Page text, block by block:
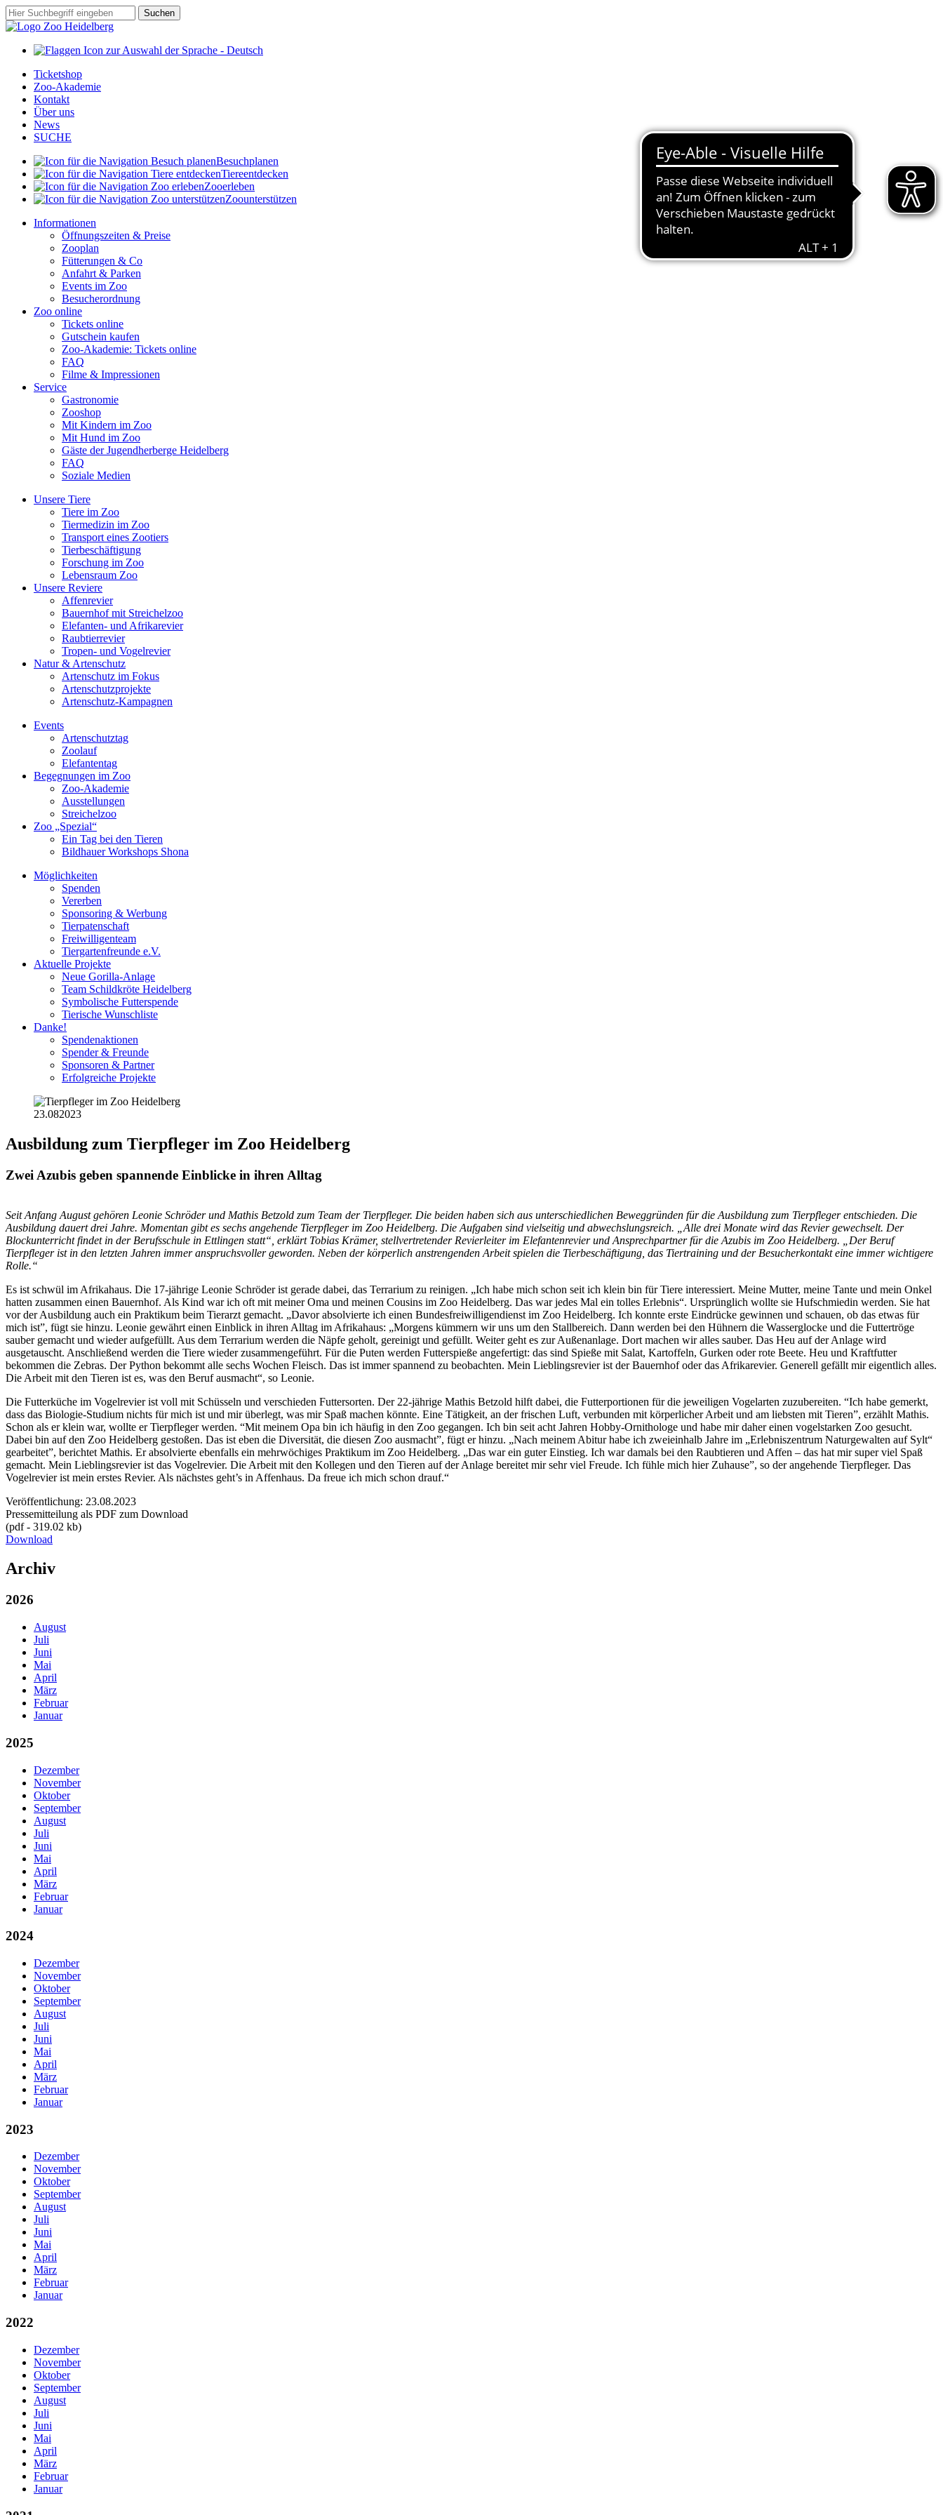
Zum
Hauptinhalt
springen
Suchbegriff Suchen
Ticketshop
Zoo-Akademie
Kontakt
Über uns
News
SUCHE
Besuchplanen
Tiereentdecken
Zooerleben
Zoounterstützen
Informationen
Öffnungszeiten & Preise
Zooplan
Fütterungen & Co
Anfahrt & Parken
Events im Zoo
Besucherordnung
Zoo online
Tickets online
Gutschein kaufen
Zoo-Akademie: Tickets online
FAQ
Filme & Impressionen
Service
Gastronomie
Zooshop
Mit Kindern im Zoo
Mit Hund im Zoo
Gäste der Jugendherberge Heidelberg
FAQ
Soziale Medien
Unsere Tiere
Tiere im Zoo
Tiermedizin im Zoo
Transport eines Zootiers
Tierbeschäftigung
Forschung im Zoo
Lebensraum Zoo
Unsere Reviere
Affenrevier
Bauernhof mit Streichelzoo
Elefanten- und Afrikarevier
Raubtierrevier
Tropen- und Vogelrevier
Natur & Artenschutz
Artenschutz im Fokus
Artenschutzprojekte
Artenschutz-Kampagnen
Events
Artenschutztag
Zoolauf
Elefantentag
Begegnungen im Zoo
Zoo-Akademie
Ausstellungen
Streichelzoo
Zoo „Spezial“
Ein Tag bei den Tieren
Bildhauer Workshops Shona
Möglichkeiten
Spenden
Vererben
Sponsoring & Werbung
Tierpatenschaft
Freiwilligenteam
Tiergartenfreunde e.V.
Aktuelle Projekte
Neue Gorilla-Anlage
Team Schildkröte Heidelberg
Symbolische Futterspende
Tierische Wunschliste
Danke!
Spendenaktionen
Spender & Freunde
Sponsoren & Partner
Erfolgreiche Projekte
23.082023
Ausbildung zum Tierpfleger im Zoo Heidelberg
Zwei Azubis geben spannende Einblicke in ihren Alltag
Seit Anfang August gehören Leonie Schröder und Mathis Betzold zum Team der Tierpfleger. Die beiden haben sich aus unterschiedlichen Beweggründen für die Ausbildung zum Tierpfleger entschieden. Die
Ausbildung dauert drei Jahre. Momentan gibt es sechs angehende Tierpfleger im Zoo Heidelberg. Die Aufgaben sind vielseitig und abwechslungsreich. „Alle drei Monate wird das Revier gewechselt. Der
Blockunterricht findet in der Berufsschule in Ettlingen statt“, erklärt Tobias Krämer, stellvertretender Revierleiter im Elefantenrevier und Ansprechpartner für die Azubis im Zoo Heidelberg. „Der Beruf
Tierpfleger ist in den letzten Jahren immer anspruchsvoller geworden. Neben der körperlich anstrengenden Arbeit spielen die Tierbeschäftigung, das Tiertraining und der Besucherkontakt eine immer wichtigere
Rolle.“
Es ist schwül im Afrikahaus. Die 17-jährige Leonie Schröder ist gerade dabei, das Terrarium zu reinigen. „Ich habe mich schon seit ich klein bin für Tiere interessiert. Meine Mutter, meine Tante und mein Onkel
hatten zusammen einen Bauernhof. Als Kind war ich oft mit meiner Oma und meinen Cousins im Zoo Heidelberg. Das war jedes Mal ein tolles Erlebnis“. Ursprünglich wollte sie Hufschmiedin werden. Sie hat
vor der Ausbildung auch ein Praktikum beim Tierarzt gemacht. „Davor absolvierte ich einen Bundesfreiwilligendienst im Zoo Heidelberg. Ich konnte erste Eindrücke gewinnen und schauen, ob das etwas für
mich ist”, fügt sie hinzu. Leonie gewährt einen Einblick in ihren Alltag im Afrikahaus: „Morgens kümmern wir uns um den Stallbereich. Dann werden bei den Hühnern die Wasserglocke und die Futtertröge
sauber gemacht und wieder aufgefüllt. Aus dem Terrarium werden die Näpfe geholt, gereinigt und gefüllt. Weiter geht es zur Außenanlage. Dort machen wir alles sauber. Das Heu auf der Anlage wird
ausgetauscht. Anschließend werden die Tiere wieder zusammengeführt. Für die Puten werden Futterspieße angefertigt: das sind Spieße mit Salat, Kartoffeln, Gurken oder rote Beete. Heu und Kraftfutter
bekommen die Zebras. Der Python bekommt alle sechs Wochen Fleisch. Das ist immer spannend zu beobachten. Mein Lieblingsrevier ist der Bauernhof oder das Afrikarevier. Generell gefällt mir eigentlich alles.
Die Arbeit mit den Tieren ist es, was den Beruf ausmacht“, so Leonie.
Die Futterküche im Vogelrevier ist voll mit Schüsseln und verschieden Futtersorten. Der 22-jährige Mathis Betzold hilft dabei, die Futterportionen für die jeweiligen Vogelarten zuzubereiten. “Ich habe gemerkt,
dass das Biologie-Studium nichts für mich ist und mir überlegt, was mir Spaß machen könnte. Eine Tätigkeit, an der frischen Luft, verbunden mit körperlicher Arbeit und am liebsten mit Tieren”, erzählt Mathis.
Schon als er klein war, wollte er Tierpfleger werden. “Mit meinem Opa bin ich häufig in den Zoo gegangen. Ich bin seit acht Jahren Hobby-Ornithologe und habe mir daher einen vogelstarken Zoo gesucht.
Dabei bin auf den Zoo Heidelberg gestoßen. Das ist eben die Diversität, die diesen Zoo ausmacht”, fügt er hinzu. „Nach meinem Abitur habe ich zweieinhalb Jahre im „Erlebniszentrum Naturgewalten auf Sylt“
gearbeitet”, berichtet Mathis. Er absolvierte ebenfalls ein mehrwöchiges Praktikum im Zoo Heidelberg. „Das war ein guter Einstieg. Ich war damals bei den Raubtieren und Affen – das hat mir super viel Spaß
gemacht. Mein Lieblingsrevier ist das Vogelrevier. Die Arbeit mit den Kollegen und den Tieren auf der Anlage bereitet mir sehr viel Freude. Ich fühle mich hier Zuhause”, so der angehende Tierpfleger. Das
Vogelrevier ist mein erstes Revier. Als nächstes geht’s in Affenhaus. Da freue ich mich schon drauf.“
Veröffentlichung: 23.08.2023
Pressemitteilung als PDF zum Download
(pdf - 319.02 kb)
Download
Archiv
2026
August
Juli
Juni
Mai
April
März
Februar
Januar
2025
Dezember
November
Oktober
September
August
Juli
Juni
Mai
April
März
Februar
Januar
2024
Dezember
November
Oktober
September
August
Juli
Juni
Mai
April
März
Februar
Januar
2023
Dezember
November
Oktober
September
August
Juli
Juni
Mai
April
März
Februar
Januar
2022
Dezember
November
Oktober
September
August
Juli
Juni
Mai
April
März
Februar
Januar